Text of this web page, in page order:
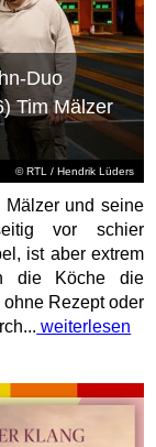
©RTL / Hendrik Lüders
Duo
Tim Mälzer
Mälzer und seine
vor schier
ist aber extrem
die Köche die
Rezept oder
weiterlesen